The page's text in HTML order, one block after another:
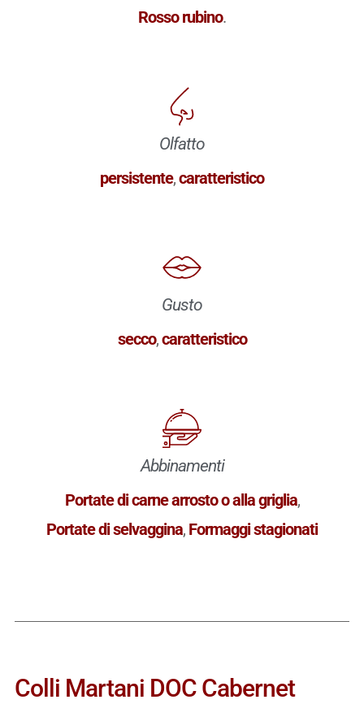
Rosso rubino.
Olfatto
persistente,caratteristico
Gusto
secco,caratteristico
Abbinamenti
Portate di carne arrosto o alla griglia,
Portate di selvaggina, Formaggi stagionati
Colli Martani DOC Cabernet